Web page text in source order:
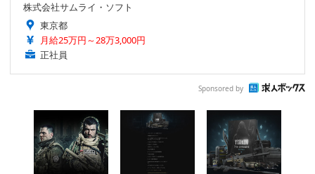
株式会社サムライ・ソフト
東京都
月給25万円～28万3,000円
正社員
Sponsored by